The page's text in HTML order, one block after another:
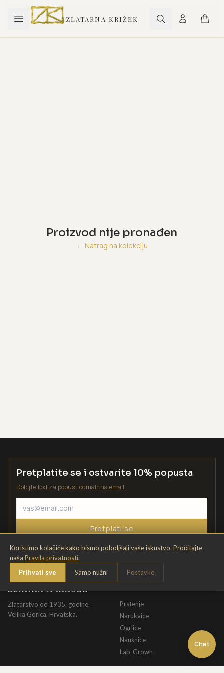
ZLATARNA KRIŽEK
Proizvod nije pronađen
← Natrag na kolekciju
Chat
Koristimo kolačiće kako bismo poboljšali vaše iskustvo. Pročitajte
naša Pravila privatnosti.
Prihvati sve
Samo nužni Postavke
Pretplatite se i ostvarite 10% popusta
Dobijte kod za popust odmah na email.
Pretplati se
Zlatarstvo od 1935. godine.
Velika Gorica, Hrvatska.
Prstenje
Narukvice
Ogrlice
Naušnice
Lab-Grown